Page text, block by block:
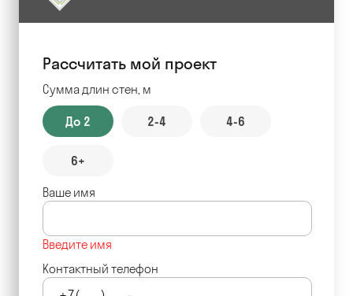
Рассчитать мой проект
Сумма длин стен, м
До 2 2-4 4-6
6+
Ваше имя
Введите имя
Контактный телефон